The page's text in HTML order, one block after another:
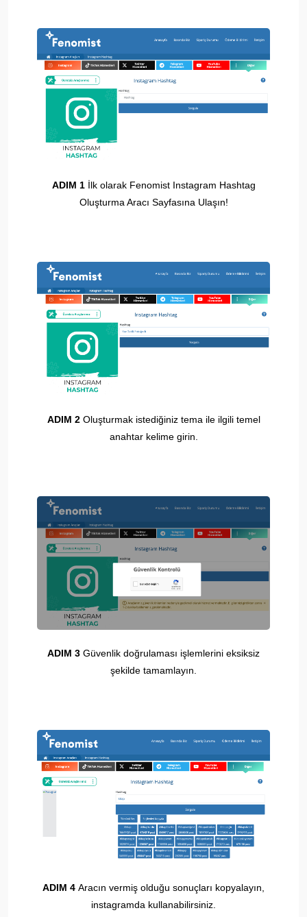
ADIM 1İlk olarak Fenomist Instagram Hashtag
Oluşturma Aracı Sayfasına Ulaşın!
ADIM 2 Oluşturmak istediğiniz tema ile ilgili temel
anahtar kelime girin.
ADIM 3 Güvenlik doğrulaması işlemlerini eksiksiz
şekilde tamamlayın.
ADIM 4 Aracın vermiş olduğu sonuçları kopyalayın,
instagramda kullanabilirsiniz.